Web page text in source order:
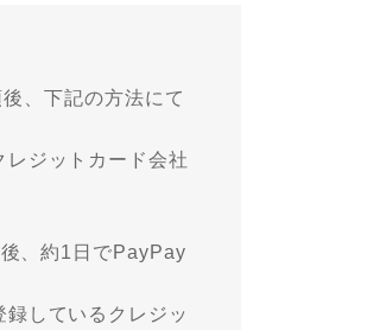
、下記の方法にて
ジットカード会社
、約1日でPayPay
しているクレジッ